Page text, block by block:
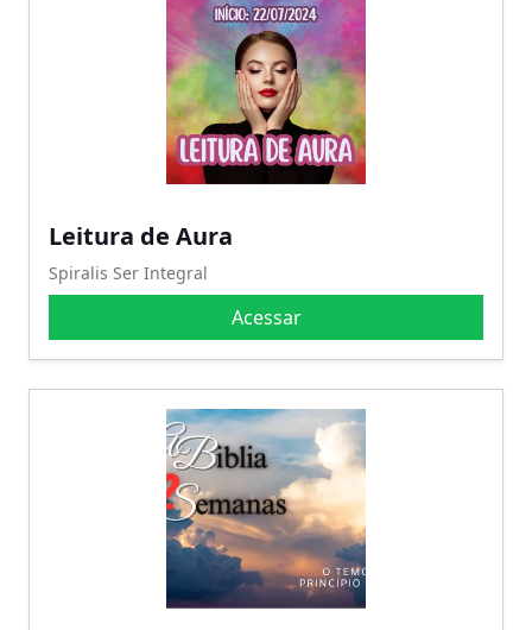
Leitura de Aura
Spiralis Ser Integral
Acessar